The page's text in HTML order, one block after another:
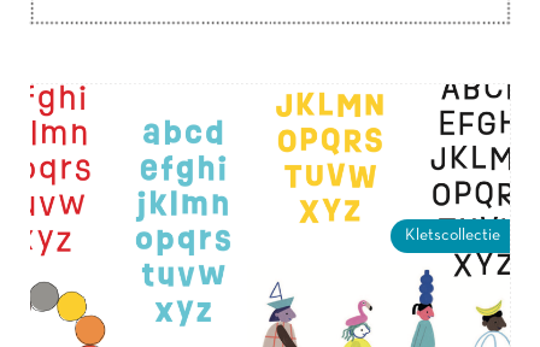
Kletscollectie